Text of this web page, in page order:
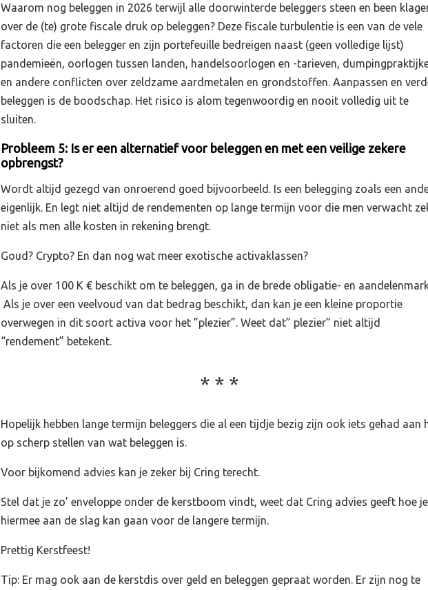
Waarom nog beleggen in 2026 terwijl alle doorwinterde beleggers steen en been
over de (te) grote fiscale druk op beleggen? Deze fiscale turbulentie is een van de vele
factoren die een belegger en zijn portefeuille bedreigen naast (geen volledige lijst)
pandemieën, oorlogen tussen landen, handelsoorlogen en -tarieven,
en andere conflicten over zeldzame aardmetalen en grondstoffen. Aanpassen en
beleggen is de boodschap. Het risico is alom tegenwoordig en nooit volledig uit te
sluiten.
Probleem 5: Is er een alternatief voor beleggen en met een veilige zekere
opbrengst?
Wordt altijd gezegd van onroerend goed bijvoorbeeld. Is een belegging zoals een
eigenlijk. En legt niet altijd de rendementen op lange termijn voor die men verwacht
niet als men alle kosten in rekening brengt.
Goud? Crypto? En dan nog wat meer exotische activaklassen?
Als je over 100 K € beschikt om te beleggen, ga in de brede obligatie- en
Als je over een veelvoud van dat bedrag beschikt, dan kan je een kleine proportie
overwegen in dit soort activa voor het ”plezier”. Weet dat” plezier” niet altijd
“rendement” betekent.
Hopelijk hebben lange termijn beleggers die al een tijdje bezig zijn ook iets gehad aan
op scherp stellen van wat beleggen is.
Voor bijkomend advies kan je zeker bij Cring terecht.
Stel dat je zo’ enveloppe onder de kerstboom vindt, weet dat Cring advies geeft hoe je
hiermee aan de slag kan gaan voor de langere termijn.
Prettig Kerstfeest!
Tip: Er mag ook aan de kerstdis over geld en beleggen gepraat worden. Er zijn nog te